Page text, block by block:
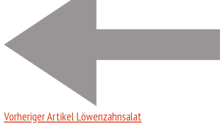
Vorheriger Artikel Löwenzahnsalat